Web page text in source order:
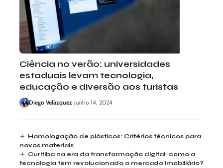
Ciência no verão: universidades
estaduais levam tecnologia,
educação e diversão aos turistas
Diego Velázquez junho 14, 2024
Homologação de plásticos: Critérios técnicos para
novos materiais
Curitiba na era da transformação digital: como a
tecnologia tem revolucionado o mercado imobiliário?